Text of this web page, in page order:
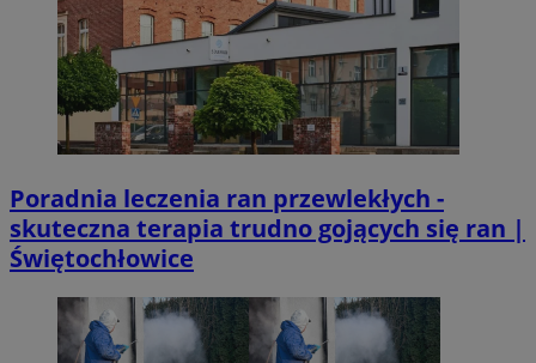
Poradnia leczenia ran przewlekłych -
skuteczna terapia trudno gojących się ran |
Świętochłowice